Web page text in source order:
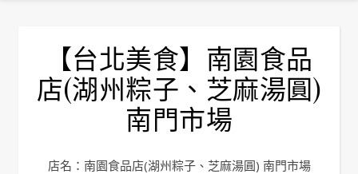
【台北美食】南園食品
店(湖州粽子、芝麻湯圓)
南門市場
店名：南園食品店(湖州粽子、芝麻湯圓) 南門市場